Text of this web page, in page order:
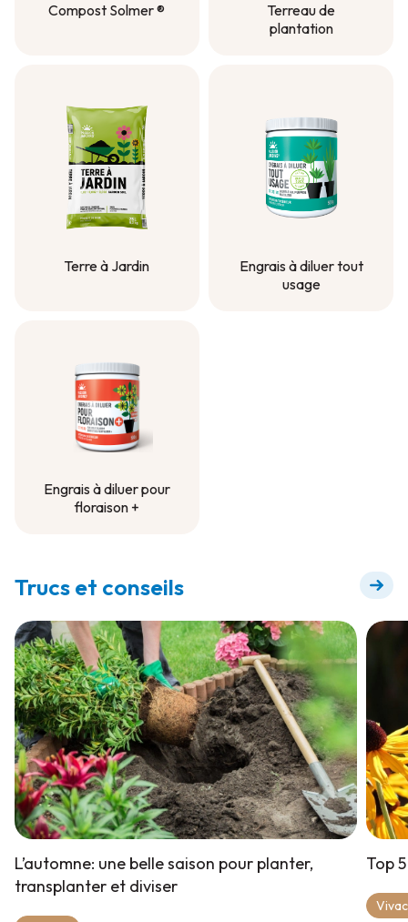
Compost Solmer ®
Terreau de
plantation
Terre à Jardin
Engrais à diluer tout
usage
Engrais à diluer pour
floraison +
Trucs et conseils
L’automne: une belle saison pour planter,
transplanter et diviser
Top